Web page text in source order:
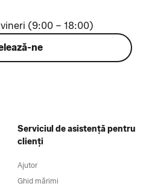
(9:00 – 18:00)
ne
Serviciul de asistență pentru
clienți
Ajutor
Ghid mărimi